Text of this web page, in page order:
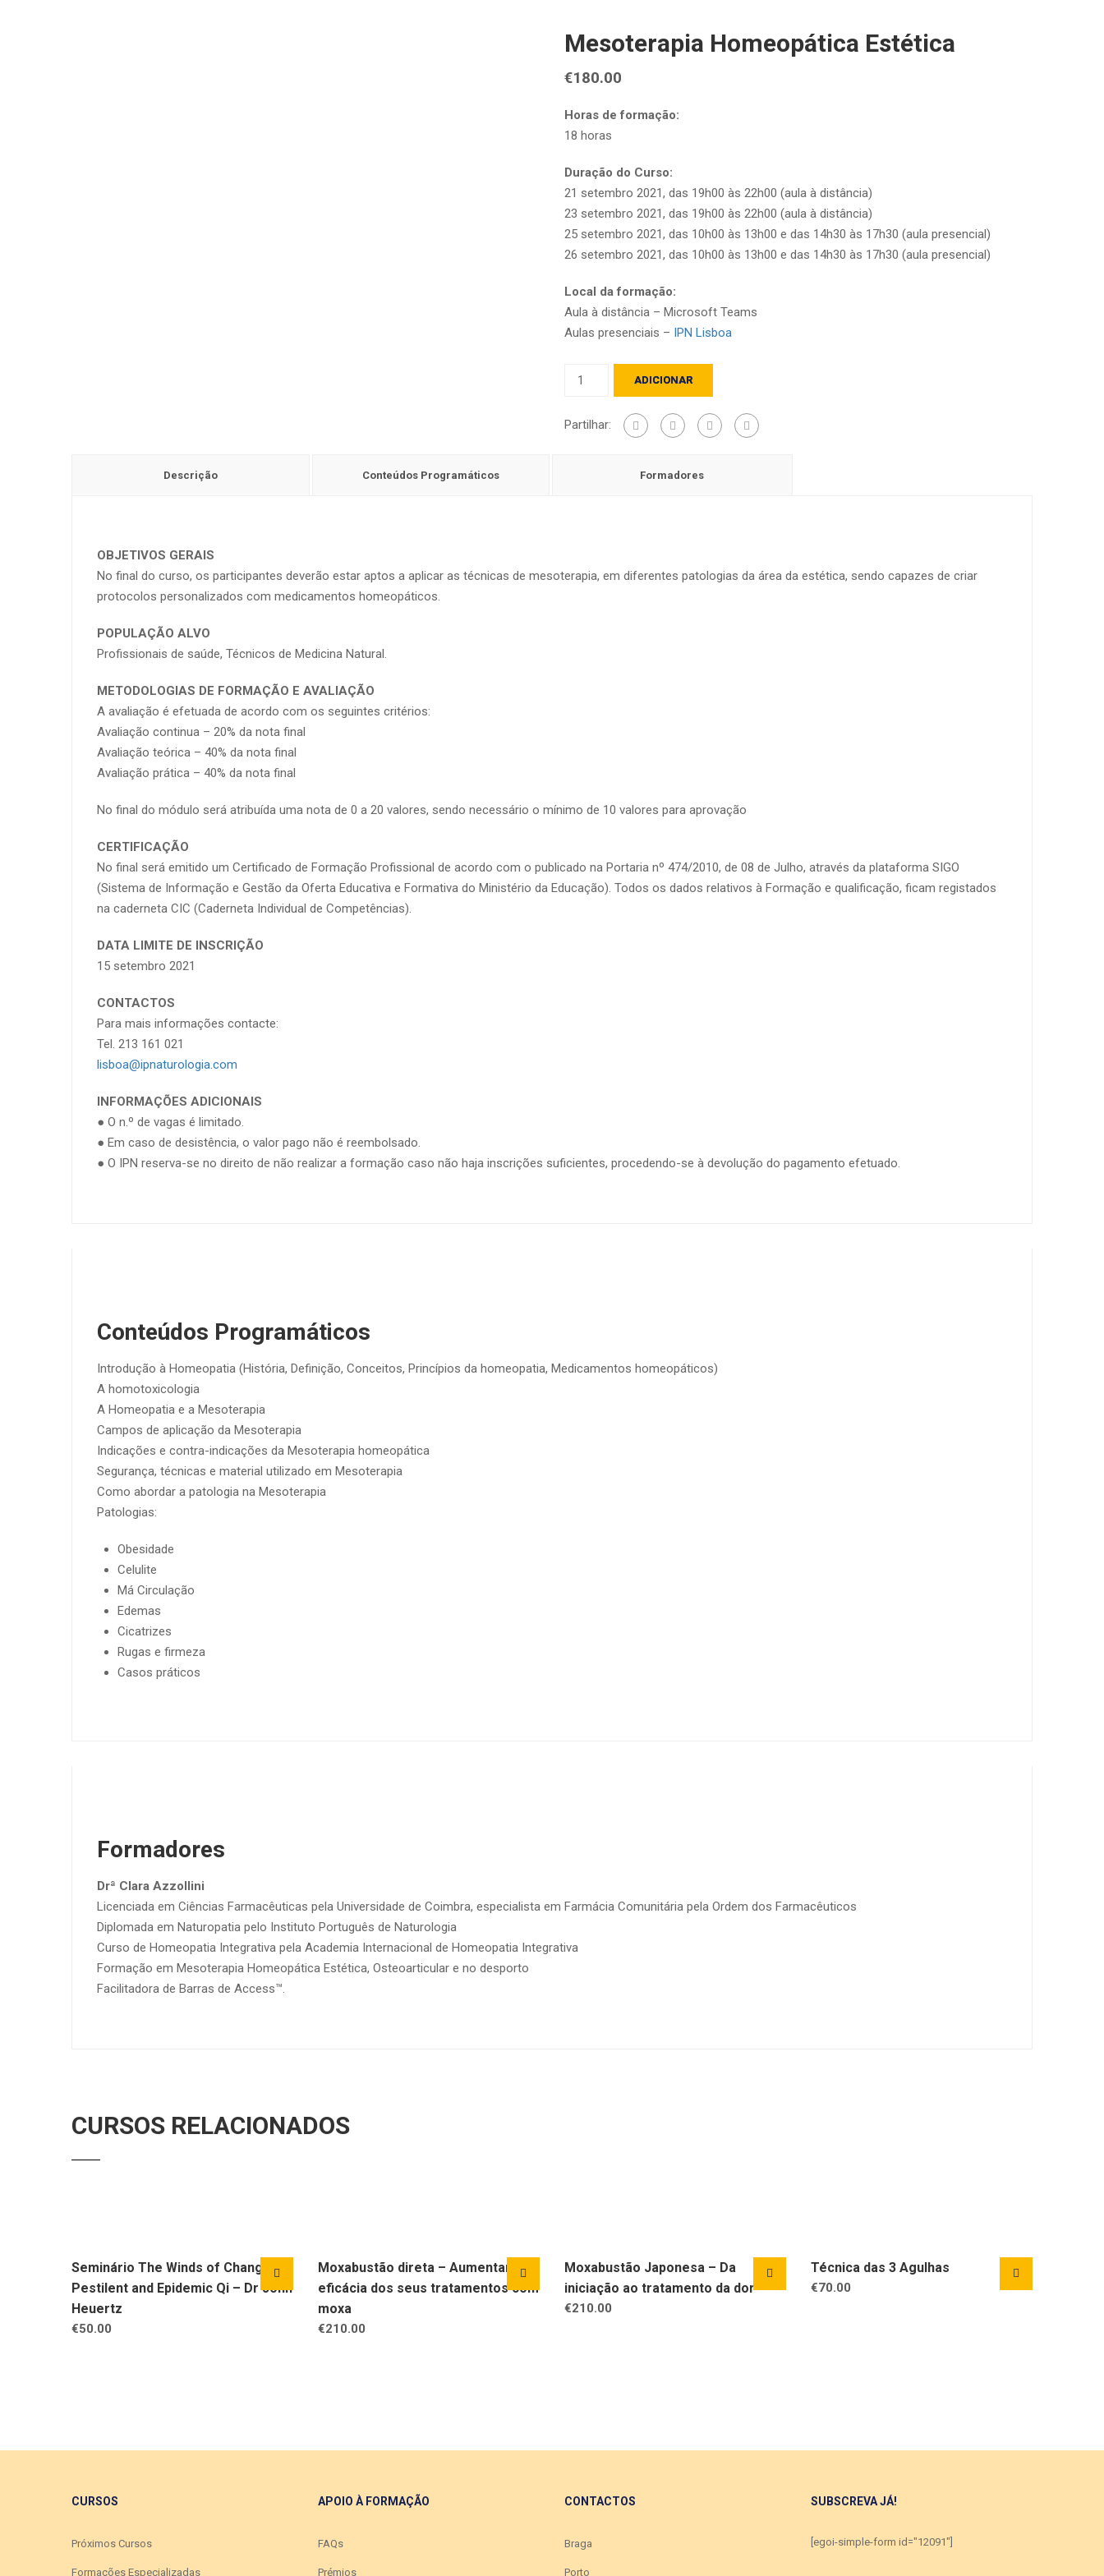
Mesoterapia Homeopática Estética
€180.00
Horas de formação:
18 horas
Duração do Curso:
21 setembro 2021, das 19h00 às 22h00 (aula à distância)
23 setembro 2021, das 19h00 às 22h00 (aula à distância)
25 setembro 2021, das 10h00 às 13h00 e das 14h30 às 17h30 (aula presencial)
26 setembro 2021, das 10h00 às 13h00 e das 14h30 às 17h30 (aula presencial)
Local da formação:
Aula à distância – Microsoft Teams
Aulas presenciais – IPN Lisboa
Quantidade
Mesoterapia
Homeopática
ADICIONAR
Partilhar:
Descrição Conteúdos Programáticos Formadores
OBJETIVOS GERAIS
No final do curso, os participantes deverão estar aptos a aplicar as técnicas de mesoterapia, em diferentes patologias da área da estética, sendo capazes de criar
protocolos personalizados com medicamentos homeopáticos.
POPULAÇÃO ALVO
Profissionais de saúde, Técnicos de Medicina Natural.
METODOLOGIAS DE FORMAÇÃO E AVALIAÇÃO
A avaliação é efetuada de acordo com os seguintes critérios:
Avaliação continua – 20% da nota final
Avaliação teórica – 40% da nota final
Avaliação prática – 40% da nota final
No final do módulo será atribuída uma nota de 0 a 20 valores, sendo necessário o mínimo de 10 valores para aprovação
CERTIFICAÇÃO
No final será emitido um Certificado de Formação Profissional de acordo com o publicado na Portaria nº 474/2010, de 08 de Julho, através da plataforma SIGO
(Sistema de Informação e Gestão da Oferta Educativa e Formativa do Ministério da Educação). Todos os dados relativos à Formação e qualificação, ficam registados
na caderneta CIC (Caderneta Individual de Competências).
DATA LIMITE DE INSCRIÇÃO
15 setembro 2021
CONTACTOS
Para mais informações contacte:
Tel. 213 161 021
lisboa@ipnaturologia.com
INFORMAÇÕES ADICIONAIS
● O n.º de vagas é limitado.
● Em caso de desistência, o valor pago não é reembolsado.
● O IPN reserva-se no direito de não realizar a formação caso não haja inscrições suficientes, procedendo-se à devolução do pagamento efetuado.
Conteúdos Programáticos
Introdução à Homeopatia (História, Definição, Conceitos, Princípios da homeopatia, Medicamentos homeopáticos)
A homotoxicologia
A Homeopatia e a Mesoterapia
Campos de aplicação da Mesoterapia
Indicações e contra-indicações da Mesoterapia homeopática
Segurança, técnicas e material utilizado em Mesoterapia
Como abordar a patologia na Mesoterapia
Patologias:
Obesidade
Celulite
Má Circulação
Edemas
Cicatrizes
Rugas e firmeza
Casos práticos
Formadores
Drª Clara Azzollini
Licenciada em Ciências Farmacêuticas pela Universidade de Coimbra, especialista em Farmácia Comunitária pela Ordem dos Farmacêuticos
Diplomada em Naturopatia pelo Instituto Português de Naturologia
Curso de Homeopatia Integrativa pela Academia Internacional de Homeopatia Integrativa
Formação em Mesoterapia Homeopática Estética, Osteoarticular e no desporto
Facilitadora de Barras de Access™.
CURSOS RELACIONADOS
Seminário The Winds of Change:
Pestilent and Epidemic Qi – Dr John
Heuertz
€50.00
Moxabustão direta – Aumentando a
eficácia dos seus tratamentos com
moxa
€210.00
Moxabustão Japonesa – Da
iniciação ao tratamento da dor
€210.00
Técnica das 3 Agulhas
€70.00
CURSOS
Próximos Cursos
Formações Especializadas
APOIO À FORMAÇÃO
FAQs
Prémios
CONTACTOS
Braga
Porto
SUBSCREVA JÁ!
[egoi-simple-form id="12091"]